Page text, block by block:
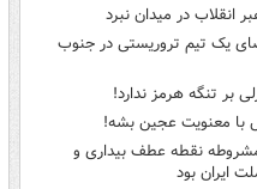
انقلاب در میدان نبرد
یک تیم تروریستی در جنوب
بر تنگه هرمز ندارد!
با معنویت عجین بشه!
نقطه عطف بیداری و
ایران بود